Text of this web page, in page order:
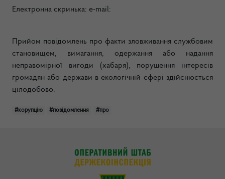
Електронна скринька: e-mail:
Прийом повідомлень про факти зловживання службовим
становищем, вимагання, одержання або надання
неправомірної вигоди (хабаря), порушення інтересів
громадян або держави в екологічній сфері здійснюється
цілодобово.
#корупцію #повідомлення #про